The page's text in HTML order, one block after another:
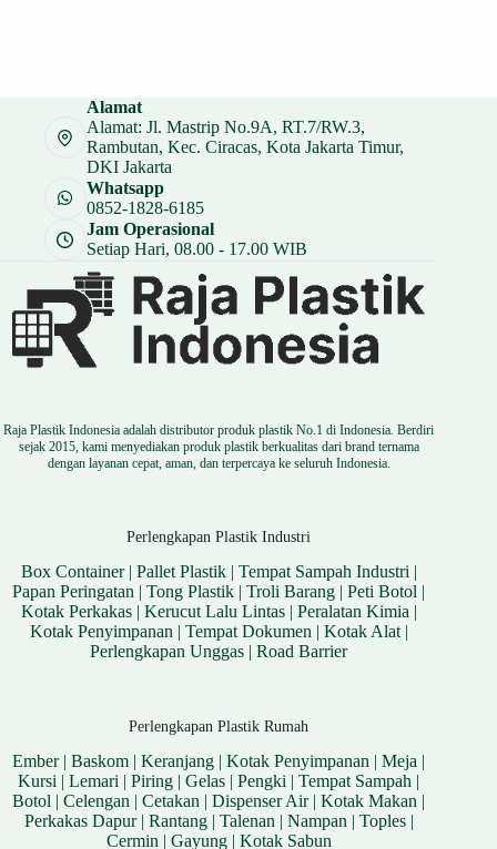
Alamat
Alamat: Jl. Mastrip No.9A, RT.7/RW.3,
Rambutan, Kec. Ciracas, Kota Jakarta Timur,
DKI Jakarta
Whatsapp
0852-1828-6185
Jam Operasional
Setiap Hari, 08.00 - 17.00 WIB
Raja Plastik Indonesia adalah distributor produk plastik No.1 di Indonesia. Berdiri
sejak 2015, kami menyediakan produk plastik berkualitas dari brand ternama
dengan layanan cepat, aman, dan terpercaya ke seluruh Indonesia.
Perlengkapan Plastik Industri
Box Container| Pallet Plastik| Tempat Sampah Industri |
Papan Peringatan |Tong Plastik |Troli Barang |Peti Botol |
Kotak Perkakas| Kerucut Lalu Lintas| Peralatan Kimia |
Kotak Penyimpanan | Tempat Dokumen | Kotak Alat|
Perlengkapan Unggas |Road Barrier
Perlengkapan Plastik Rumah
Ember|Baskom |Keranjang |Kotak Penyimpanan |Meja |
Kursi |Lemari |Piring |Gelas |Pengki |Tempat Sampah |
Botol |Celengan |Cetakan |Dispenser Air|Kotak Makan |
Perkakas Dapur| Rantang| Talenan | Nampan | Toples|
Cermin | Gayung| Kotak Sabun